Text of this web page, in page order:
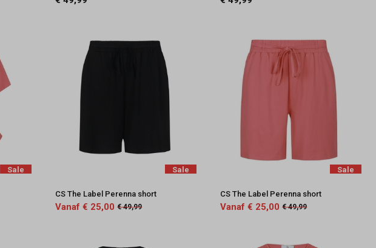
Sale Sale
CS The Label Perenna short
Vanaf € 25,00 € 49,99
Sale
CS The Label Perenna short
Vanaf € 25,00 € 49,99